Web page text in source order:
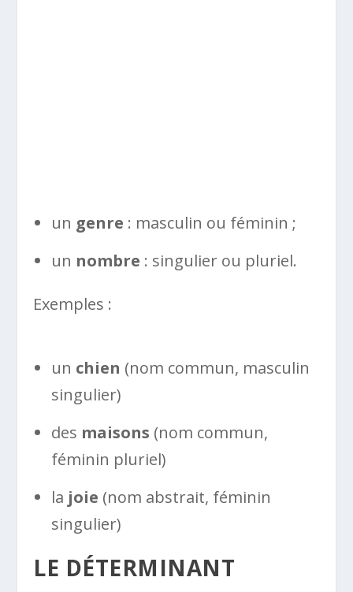
un genre : masculin ou féminin ;
un nombre : singulier ou pluriel.
Exemples :
un chien (nom commun, masculin
singulier)
des maisons (nom commun,
féminin pluriel)
la joie (nom abstrait, féminin
singulier)
LE DÉTERMINANT